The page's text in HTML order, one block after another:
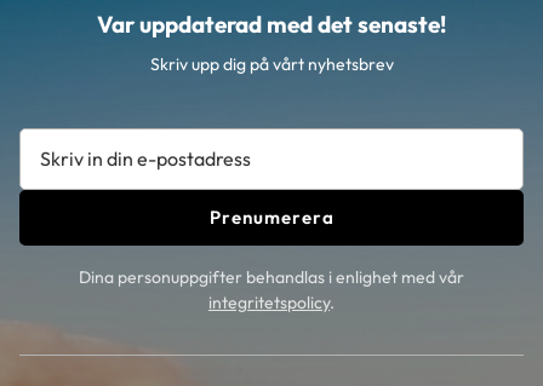
Var uppdaterad med det senaste!
Skriv upp dig på vårt nyhetsbrev
Prenumerera
Dina personuppgifter behandlas i enlighet med vår
integritetspolicy.